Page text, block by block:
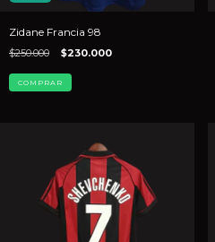
Zidane Francia 98
$250.000 $230.000
COMPRAR